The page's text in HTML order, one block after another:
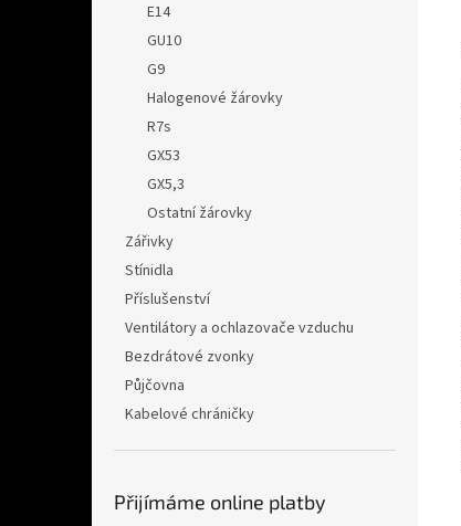
E14
GU10
G9
Halogenové žárovky
R7s
GX53
GX5,3
Ostatní žárovky
Zářivky
Stínidla
Příslušenství
Ventilátory a ochlazovače vzduchu
Bezdrátové zvonky
Půjčovna
Kabelové chráničky
Přijímáme online platby